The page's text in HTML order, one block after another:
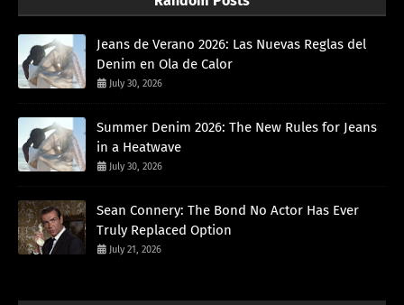
Jeans de Verano 2026: Las Nuevas Reglas del
Denim en Ola de Calor
July 30, 2026
Summer Denim 2026: The New Rules for Jeans
in a Heatwave
July 30, 2026
Sean Connery: The Bond No Actor Has Ever
Truly Replaced Option
July 21, 2026